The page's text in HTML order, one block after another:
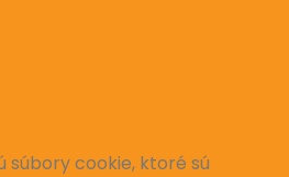
súbory cookie, ktoré sú